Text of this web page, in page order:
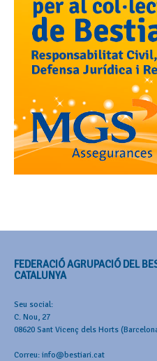
FEDERACIÓ AGRUPACIÓ DEL
CATALUNYA
Seu social:
C. Nou, 27
08620 Sant Vicenç dels Horts
Correu: info@bestiari.cat